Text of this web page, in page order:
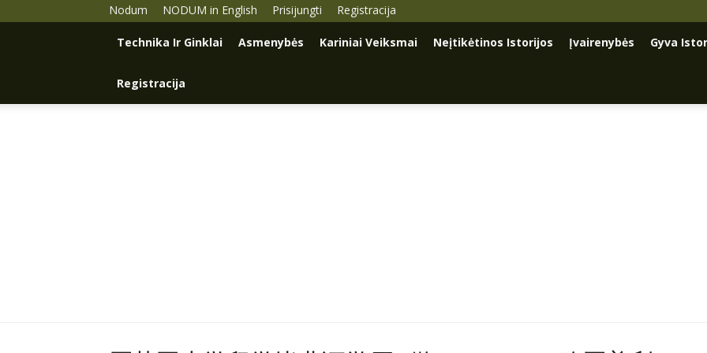
Nodum NODUM in English Prisijungti Registracija
Technika Ir Ginklai Asmenybės Kariniai Veiksmai Neįtikėtinos Istorijos Įvairenybės Gyva
Registracija